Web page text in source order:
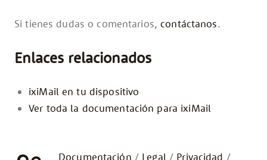
Si tienes dudas o comentarios,contáctanos.
Enlaces relacionados
ixiMail en tu dispositivo
Ver toda la documentación para ixiMail
Documentación Legal Privacidad